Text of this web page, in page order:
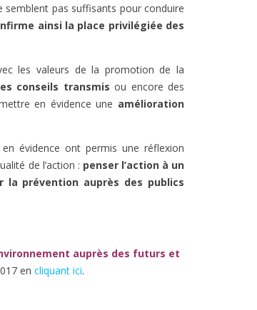
pas suffisants pour conduire
ainsi la place privilégiée des
les valeurs de la promotion de la
conseils transmis ou encore des
en évidence une amélioration
évidence ont permis une réflexion
de l’action : penser l’action à un
la prévention auprès des publics
auprès des futurs et
en cliquant ici.